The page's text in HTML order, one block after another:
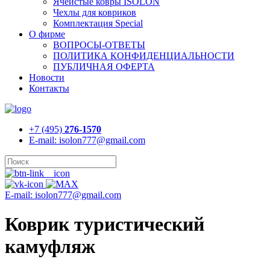
Чехлы для ковриков
Комплектация Special
О фирме
ВОПРОСЫ-ОТВЕТЫ
ПОЛИТИКА КОНФИДЕНЦИАЛЬНОСТИ
ПУБЛИЧНАЯ ОФЕРТА
Новости
Контакты
+7 (495) 276-1570
E-mail: isolon777@gmail.com
E-mail: isolon777@gmail.com
Коврик туристический
камуфляж